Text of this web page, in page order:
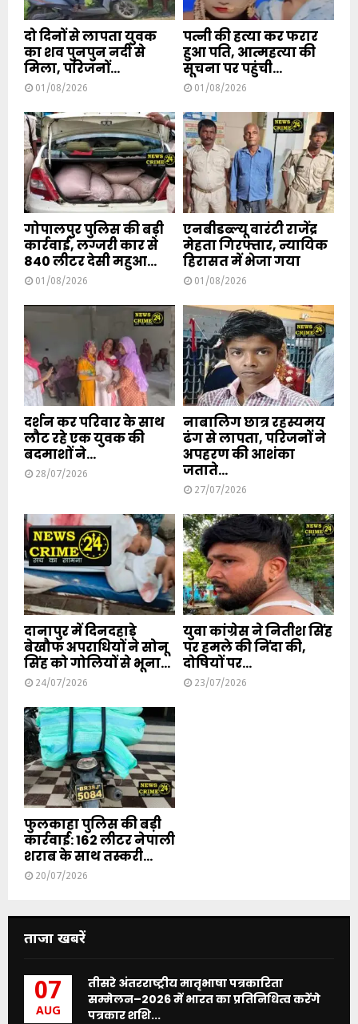
दो दिनों से लापता युवक
का शव पुनपुन नदी से
मिला, परिजनों...
01/08/2026
पत्नी की हत्या कर फरार
हुआ पति, आत्महत्या की
सूचना पर पहुंची...
01/08/2026
गोपालपुर पुलिस की बड़ी
कार्रवाई, लग्जरी कार से
840 लीटर देसी महुआ...
01/08/2026
एनबीडब्ल्यू वारंटी राजेंद्र
मेहता गिरफ्तार, न्यायिक
हिरासत में भेजा गया
01/08/2026
दर्शन कर परिवार के साथ
लौट रहे एक युवक की
बदमाशों ने...
28/07/2026
नाबालिग छात्र रहस्यमय
ढंग से लापता, परिजनों ने
अपहरण की आशंका
जताते...
27/07/2026
दानापुर में दिनदहाड़े
बेखौफ अपराधियों ने सोनू
सिंह को गोलियों से भूना...
24/07/2026
युवा कांग्रेस ने नितीश सिंह
पर हमले की निंदा की,
दोषियों पर...
23/07/2026
फुलकाहा पुलिस की बड़ी
कार्रवाई: 162 लीटर नेपाली
शराब के साथ तस्करी...
20/07/2026
ताजा खबरें
07
AUG
तीसरे अंतरराष्ट्रीय मातृभाषा पत्रकारिता
सम्मेलन–2026 में भारत का प्रतिनिधित्व करेंगे
पत्रकार शशि...